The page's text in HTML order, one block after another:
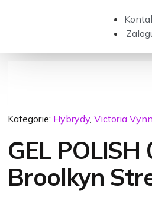
Kategorie: Hybrydy,Victoria
GEL POLISH
Broolkyn